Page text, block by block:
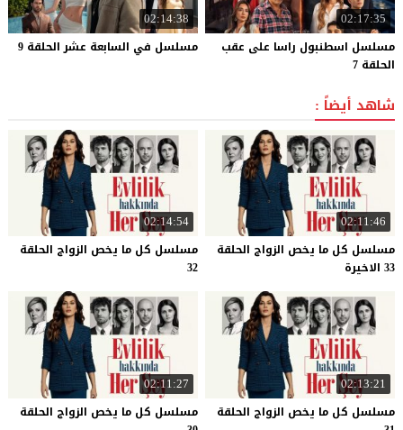
02:17:35
مسلسل اسطنبول راسا على عقب
الحلقة 7
02:14:38
مسلسل في السابعة عشر الحلقة 9
شاهد أيضاً :
02:11:46
مسلسل كل ما يخص الزواج الحلقة
33 الاخيرة
02:14:54
مسلسل كل ما يخص الزواج الحلقة
32
02:13:21
مسلسل كل ما يخص الزواج الحلقة
02:11:27
مسلسل كل ما يخص الزواج الحلقة